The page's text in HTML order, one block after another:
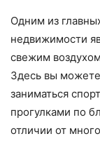
Одним из
недвижимости
свежим
Здесь вы
заниматься
прогулками по
отличии от